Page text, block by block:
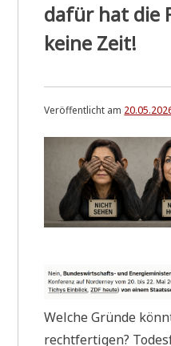
dafür hat die
keine Zeit!
Veröffentlicht am
Wel­che Grün­de
recht­fer­ti­gen?